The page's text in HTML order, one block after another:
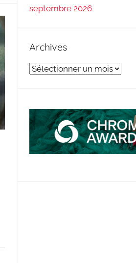
septembre 2026
Archives
Archives